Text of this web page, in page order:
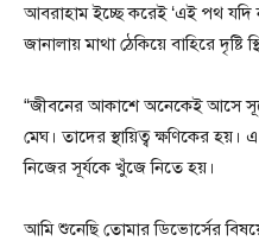
আবরাহাম ইচ্ছে করেই ‘এই পথ যদি
জানালায় মাথা ঠেকিয়ে বাহিরে দৃষ্টি
“জীবনের আকাশে অনেকেই আসে
মেঘ। তাদের স্থায়িত্ব ক্ষণিকের
নিজের সূর্যকে খুঁজে নিতে হয়।
আমি শুনেছি তোমার ডিভোর্সের